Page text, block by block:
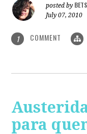
posted by
July 07, 2010
1 COMMENT
para